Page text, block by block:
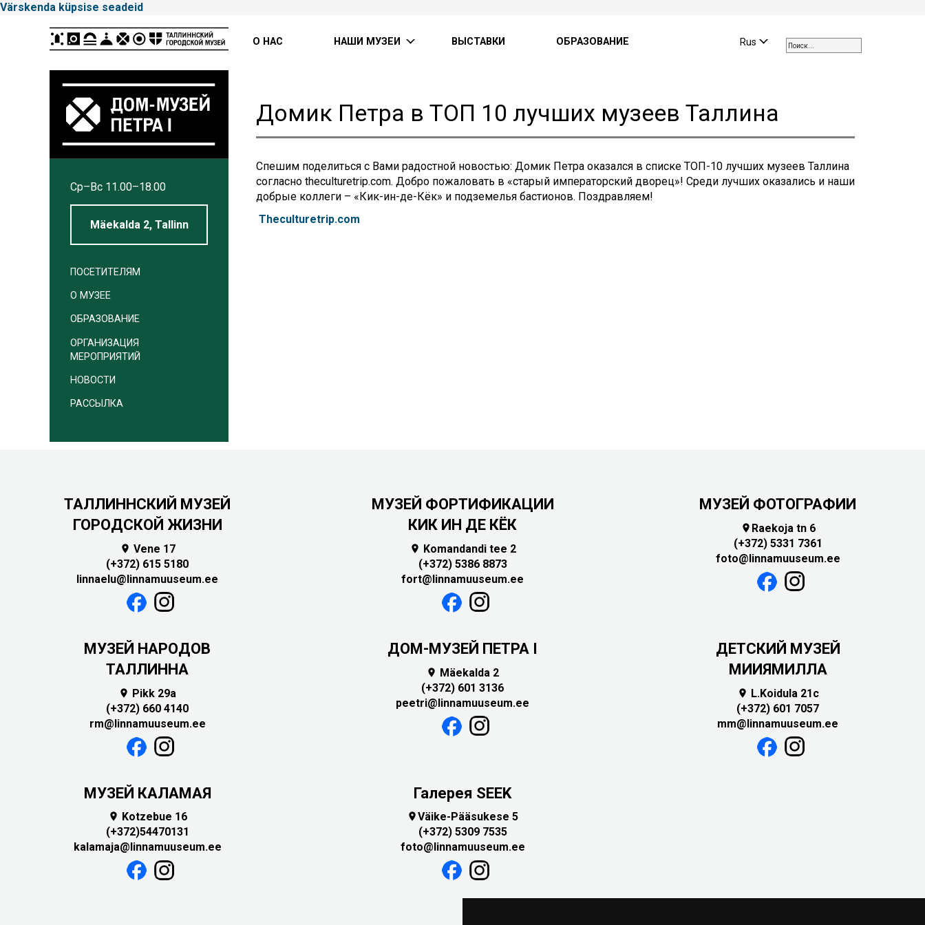
Värskenda küpsise seadeid
Linnamuuseum
the
up
Rus
Peamenüü
О НАС НАШИ МУЗЕИ ВЫСТАВКИ ОБРАЗОВАНИЕ
Cp–Вс 11.00–18.00
Mäekalda 2, Tallinn
ПОСЕТИТЕЛЯМ
О МУЗЕЕ
ОБРАЗОВАНИЕ
ОРГАНИЗАЦИЯ
МЕРОПРИЯТИЙ
НОВОСТИ
РАССЫЛКА
Домик Петра в ТОП 10 лучших музеев Таллина
Спешим поделиться с Вами радостной новостью: Домик Петра оказался в списке ТОП-10 лучших музеев Таллина
согласно theculturetrip.com. Добро пожаловать в «старый императорский дворец»! Среди лучших оказались и наши
добрые коллеги – «Кик-ин-де-Кёк» и подземелья бастионов. Поздравляем!
Theculturetrip.com
ТАЛЛИННСКИЙ МУЗЕЙ
ГОРОДСКОЙ ЖИЗНИ
 Vene 17
(+372) 615 5180
linnaelu@linnamuuseum.ee
МУЗЕЙ ФОРТИФИКАЦИИ
КИК ИН ДЕ КЁК
 Komandandi tee 2
(+372) 5386 8873
fort@linnamuuseum.ee
МУЗЕЙ ФОТОГРАФИИ
 Raekoja tn 6
(+372) 5331 7361
foto@linnamuuseum.ee
MУЗЕЙ НАРОДОВ
ТАЛЛИННА
 Pikk 29a
(+372) 660 4140
rm@linnamuuseum.ee
ДОМ-МУЗЕЙ ПЕТРА I
 Mäekalda 2
(+372) 601 3136
peetri@linnamuuseum.ee
ДЕТСКИЙ МУЗЕЙ
МИИЯМИЛЛА
 L.Koidula 21c
(+372) 601 7057
mm@linnamuuseum.ee
МУЗЕЙ КАЛАМАЯ

Kotzebue 16
(+372)54470131
kalamaja@linnamuuseum.ee
Галерея SEEK
Väike-Pääsukese 5
(+372) 5309 7535
foto@linnamuuseum.ee